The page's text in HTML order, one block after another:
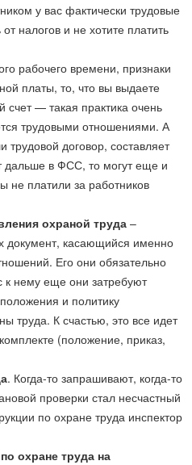
у вас фактически трудовые
налогов и не хотите платить
рабочего времени, признаки
платы, то, что вы выдаете
счет — такая практика очень
трудовыми отношениями. А
договор, составляет
дальше в ФСС, то могут еще и
не платили за работников
охраной труда –
касающийся именно
Его они обязательно
к нему еще они затребуют
и политику
труда. К счастью, это все идет
(положение, приказ,
. Когда-то запрашивают, когда-то
проверки стал несчастный
по охране труда инспектор
охране труда на